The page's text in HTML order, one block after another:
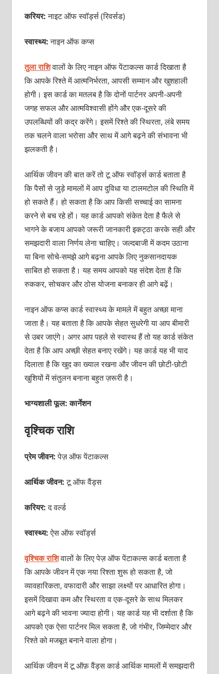
करियर:नाइट ऑफ स्वॉर्ड्स (रिवर्सड)
स्वास्थ्य:नाइन ऑफ कप्स
तुला राशिवालों के लिए नाइन ऑफ पेंटाकल्स कार्ड दिखाता है
कि आपके रिश्ते में आत्मनिर्भरता, आपसी सम्मान और खुशहाली
होगी। इस कार्ड का मतलब है कि दोनों पार्टनर अपनी-अपनी
जगह सफल और आत्मविश्वासी होंगे और एक-दूसरे की
उपलब्धियों की कद्र करेंगे। इसमें रिश्ते की स्थिरता, लंबे समय
तक चलने वाला भरोसा और साथ में आगे बढ़ने की संभावना भी
झलकती है।
आर्थिक जीवन की बात करें तो टू ऑफ स्वॉर्ड्सकार्ड बताता है
कि पैसों से जुड़े मामलों में आप दुविधा या टालमटोल की स्थिति में
हो सकते हैं। हो सकता है कि आप किसी सच्चाई का सामना
करने से बच रहे हों। यह कार्ड आपको संकेत देता है फैले से
भागने के बजाय आपको जरूरी जानकारी इकट्ठा करके सही और
समझदारी वाला निर्णय लेना चाहिए। जल्दबाजी में कदम उठाना
या बिना सोचे-समझे आगे बढ़ना आपके लिए नुकसानदायक
साबित हो सकता है। यह समय आपको यह संदेश देता है कि
रुककर, सोचकर और ठोस योजना बनाकर ही आगे बढ़ें।
नाइन ऑफ कप्स कार्ड स्वास्थ्य के मामले में बहुत अच्छा माना
जाता है। यह बताता है कि आपके सेहत सुधरेगी या आप बीमारी
से उबर जाएंगे। अगर आप पहले से स्वास्थ हैं तो यह कार्ड संकेत
देता है कि आप अच्छी सेहत बनाए रखेंगे। यह कार्ड यह भी याद
दिलाता है कि खुद का ख्याल रखना और जीवन की छोटी-छोटी
खुशियों में संतुलन बनाना बहुत ज़रूरी है।
भाग्यशाली फूल: कार्नेशन
वृश्चिक राशि
प्रेम जीवन:पेज़ ऑफ पेंटाकल्स
आर्थिक जीवन:टू ऑफ वैंड्स
करियर:द वर्ल्ड
स्वास्थ्य:ऐस ऑफ स्वॉर्ड्स
वृश्चिक राशिवालों के लिए पेज़ ऑफ पेंटाकल्स कार्ड बताता है
कि आपके जीवन में एक नया रिश्ता शुरू हो सकता है, जो
व्यावहारिकता, वफादारी और साझा लक्ष्यों पर आधारित होगा।
इसमें दिखावा कम और स्थिरता व एक-दूसरे के साथ मिलकर
आगे बढ़ने की भावना ज्यादा होगी। यह कार्ड यह भी दर्शाता है कि
आपको एक ऐसा पार्टनर मिल सकता है, जो गंभीर, जिम्मेदार और
रिश्ते को मजबूत बनाने वाला होगा।
आर्थिक जीवन में टू ऑफ़ वैंड्स कार्ड आर्थिक मामलों में समझदारी